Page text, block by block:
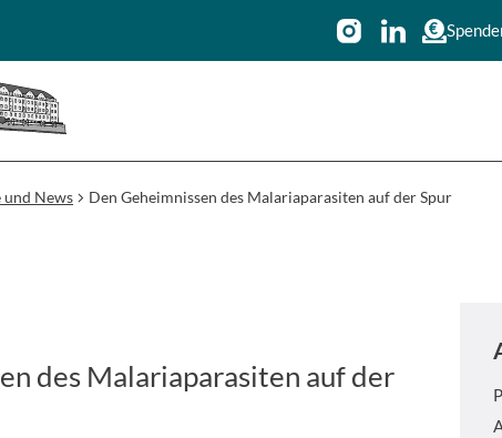
und News Den Geheimnissen des Malariaparasiten auf der Spur
des Malariaparasiten auf der